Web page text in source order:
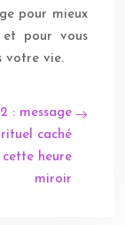
pour mieux
et pour vous
votre vie.
: message
caché
heure
miroir